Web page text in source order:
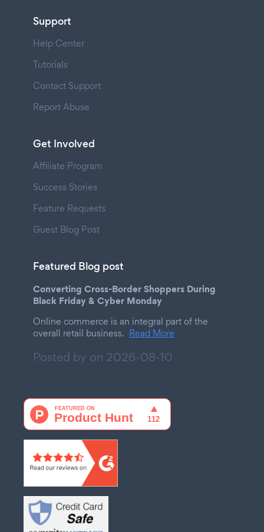
Support
Help Center
Tutorials
Contact Support
Report Abuse
Get Involved
Affiliate Program
Success Stories
Feature Requests
Guest Blog Post
Featured Blog post
Converting Cross-Border Shoppers During
Black Friday & Cyber Monday
Online commerce is an integral part of the
overall retail business. Read More
Posted by on 2026-08-10